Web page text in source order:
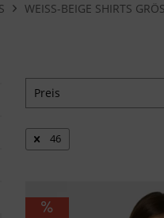
WEISS-BEIGE SHIRTS
Preis
46